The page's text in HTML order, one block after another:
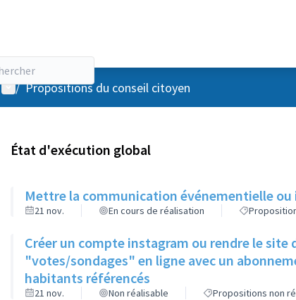
Menu utilisateur
/ Propositions du conseil citoyen
État d'exécution global
Mettre la communication événementielle ou
21 nov. En cours de réalisation
Créer un compte instagram ou rendre le
"votes/sondages" en ligne avec un
habitants référencés
21 nov. Non réalisable Propositions non